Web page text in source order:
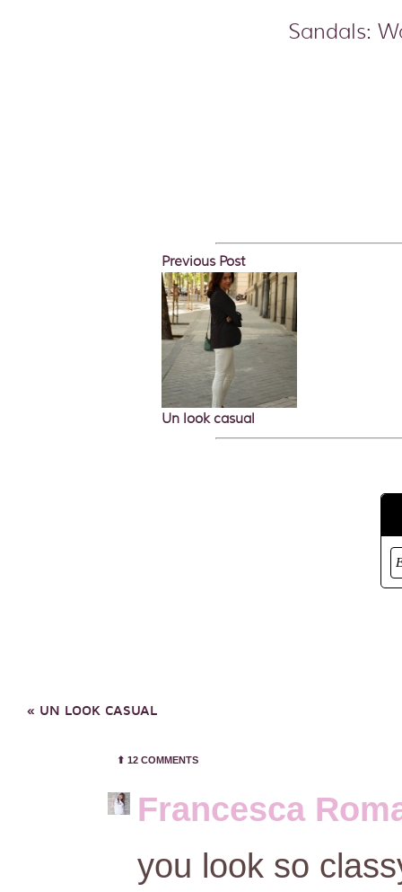
Sandals:
Previous Post
Un look casual
« UN LOOK CASUAL
⬆︎ 12 COMMENTS
Francesca
you look so